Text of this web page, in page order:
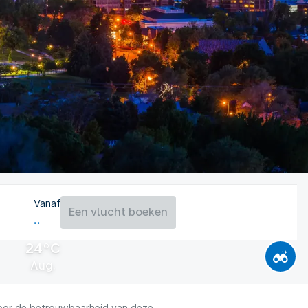
24°C
Aug.
Vanaf
Een vlucht boeken